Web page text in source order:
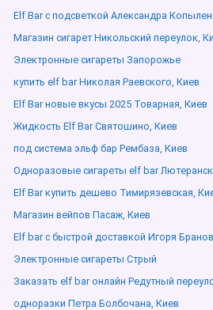
Elf Bar с подсветкой Александра
Магазин сигарет Никольский переулок,
Электронные сигареты Запорожье
купить elf bar Николая Раевского, Киев
Elf Bar новые вкусы 2025 Товарная, Киев
Жидкость Elf Bar Святошино, Киев
под система эльф бар Рембаза, Киев
Одноразовые сигареты elf bar
Elf Bar купить дешево Тимирязевская,
Магазин вейпов Пасаж, Киев
Elf bar с быстрой доставкой Игоря
Электронные сигареты Стрый
Заказать elf bar онлайн Редутный
одноразки Петра Болбочана, Киев